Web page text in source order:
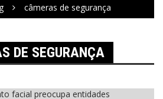
câmeras de segurança
DE SEGURANÇA